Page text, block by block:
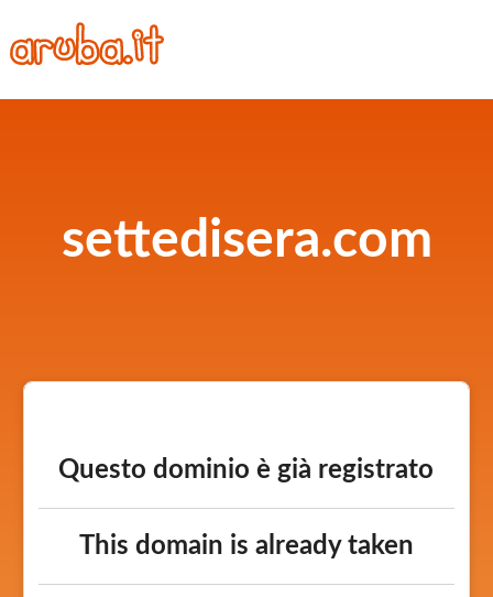
settedisera.com
Questo dominio è già registrato
This domain is already taken